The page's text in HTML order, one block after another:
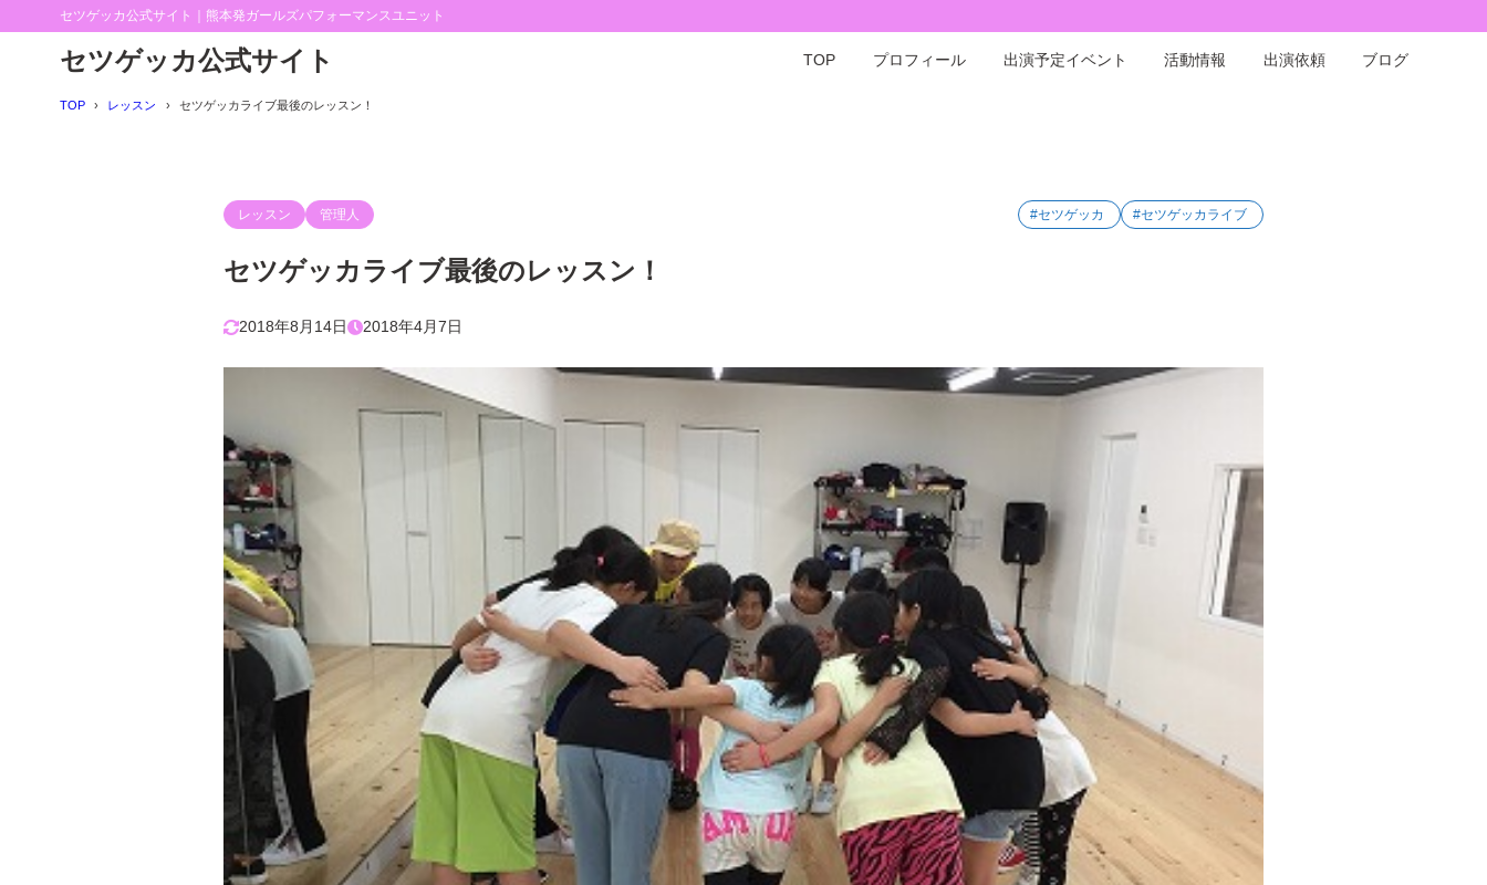
セツゲッカ公式サイト｜熊本発ガールズパフォーマンスユニット
セツゲッカ公式サイト TOP プロフィール 出演予定イベント 活動情報 出演依頼 ブログ
TOP レッスン セツゲッカライブ最後のレッスン！
レッスン 管理人 #セツゲッカ #セツゲッカライブ
セツゲッカライブ最後のレッスン！
2018年8月14日 2018年4月7日